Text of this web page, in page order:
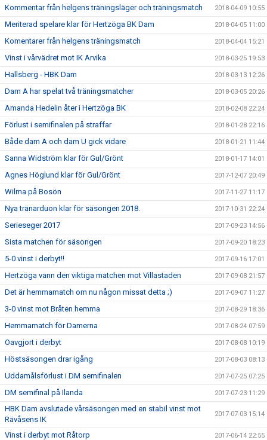
Kommentar från helgens träningsläger och träningsmatch 2018-04-09 10:55
Meriterad spelare klar för Hertzöga BK Dam 2018-04-05 11:00
Komentarer från helgens träningsmatch 2018-04-04 15:21
Vinst i vårvädret mot IK Arvika 2018-03-25 19:53
Hallsberg - HBK Dam 2018-03-13 12:26
Dam A har spelat två träningsmatcher 2018-03-05 20:26
Amanda Hedelin åter i Hertzöga BK 2018-02-08 22:24
Förlust i semifinalen på straffar 2018-01-28 22:16
Både dam A och dam U gick vidare 2018-01-21 11:44
Sanna Widström klar för Gul/Grönt 2018-01-17 14:01
Agnes Höglund klar för Gul/Grönt 2017-12-07 20:49
Wilma på Bosön 2017-11-27 11:17
Nya tränarduon klar för säsongen 2018. 2017-10-31 22:24
Serieseger 2017 2017-09-23 14:56
Sista matchen för säsongen 2017-09-20 18:23
5-0 vinst i derbyt!! 2017-09-16 17:01
Hertzöga vann den viktiga matchen mot Villastaden 2017-09-08 21:57
Det är hemmamatch om nu någon missat detta ;) 2017-09-07 11:27
3-0 vinst mot Bråten hemma 2017-08-29 18:36
Hemmamatch för Damerna 2017-08-24 07:59
Oavgjort i derbyt 2017-08-08 10:19
Höstsäsongen drar igång 2017-08-03 08:13
Uddamålsförlust i DM semifinalen 2017-07-25 07:25
DM semifinal på Ilanda 2017-07-23 11:29
HBK Dam avslutade vårsäsongen med en stabil vinst mot
Rävåsens IK
2017-07-03 15:14
Vinst i derbyt mot Råtorp 2017-06-14 22:55